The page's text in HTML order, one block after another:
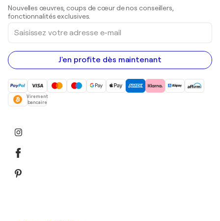
Peintures acryliques
Nouvelles œuvres, coups de cœur de nos conseillers,
fonctionnalités exclusives.
Saisissez
votre
adresse
e-
mail
J'en profite dès maintenant
Virement
bancaire